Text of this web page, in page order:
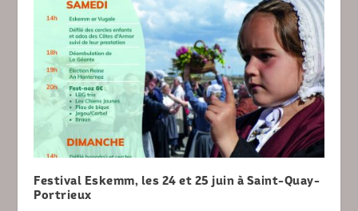
Festival Eskemm, les 24 et 25 juin à Saint-Quay-
Portrieux